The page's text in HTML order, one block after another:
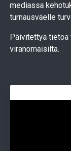
mediassa
turnausväelle
Päivitettyä tietoa
viranomaisilta.